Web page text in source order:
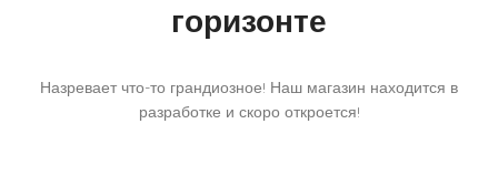
горизонте
Назревает что-то грандиозное! Наш магазин находится в
разработке и скоро откроется!